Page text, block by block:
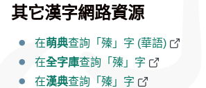
其它漢字網路資源
在萌典查詢「殝」字 (華語)
在全字庫查詢「殝」字
在漢典查詢「殝」字